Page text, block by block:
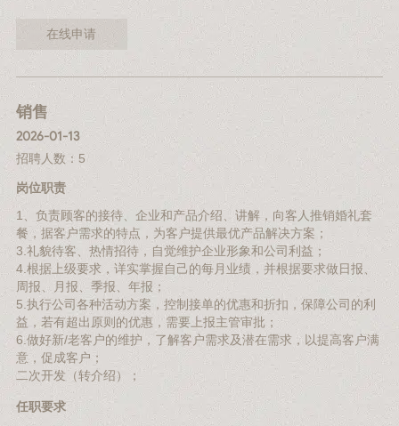
在线申请
销售
2026-01-13
招聘人数：5
岗位职责
1、负责顾客的接待、企业和产品介绍、讲解，向客人推销婚礼套
餐，据客户需求的特点，为客户提供最优产品解决方案；
3.礼貌待客、热情招待，自觉维护企业形象和公司利益；
4.根据上级要求，详实掌握自己的每月业绩，并根据要求做日报、
周报、月报、季报、年报；
5.执行公司各种活动方案，控制接单的优惠和折扣，保障公司的利
益，若有超出原则的优惠，需要上报主管审批；
6.做好新/老客户的维护，了解客户需求及潜在需求，以提高客户满
意，促成客户；
二次开发（转介绍）；
任职要求